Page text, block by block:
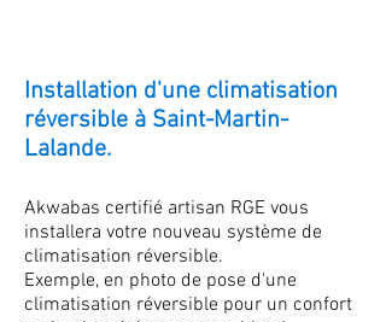
Installation d'une climatisation
réversible à Saint-Martin-
Lalande.
Akwabas certifié artisan RGE vous
installera votre nouveau système de
climatisation réversible.
Exemple, en photo de pose d'une
climatisation réversible pour un confort